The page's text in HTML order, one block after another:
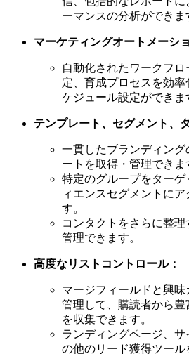
ーマンスの分析ができま
マーケティングオートメーシ
自動化されたワークフ
定、育成プロセスを効
ケジュール設定ができま
テンプレート、セグメント、
一貫したブランディン
ートを取得・管理できま
特定のグループをター
ィエンスセグメントに
す。
コンタクトをさらに整理
管理できます。
高度なリストコントロール：
マージフィールドと興
管理して、購読者から
を収集できます。
ランディングページ、
の他のリード獲得ツー